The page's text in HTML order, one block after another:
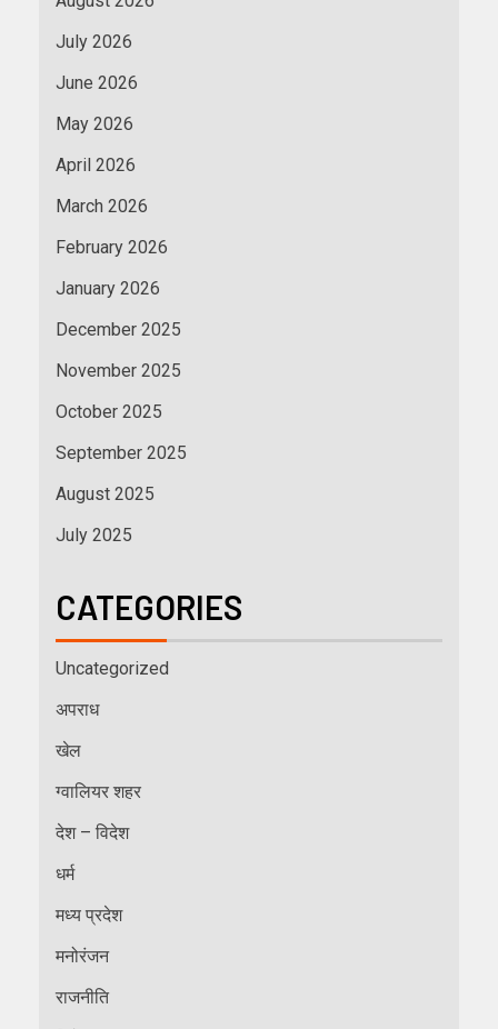
July 2026
June 2026
May 2026
April 2026
March 2026
February 2026
January 2026
December 2025
November 2025
October 2025
September 2025
August 2025
July 2025
CATEGORIES
Uncategorized
अपराध
खेल
ग्वालियर शहर
देश – विदेश
धर्म
मध्य प्रदेश
मनोरंजन
राजनीति